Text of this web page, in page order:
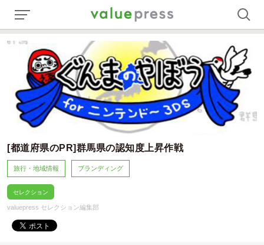
[都道府県のPR]群馬県の認知度上昇作戦
旅行・地域情報 ブランディング
セレクション
valuepress セレクション編集部